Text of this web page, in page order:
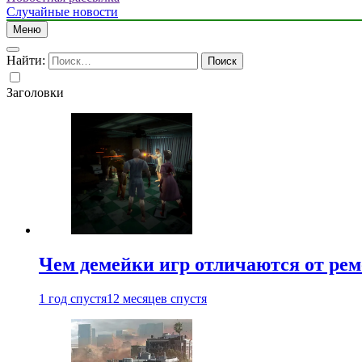
Случайные новости
Меню
Найти:
Заголовки
Чем демейки игр отличаются от
1 год спустя12 месяцев спустя